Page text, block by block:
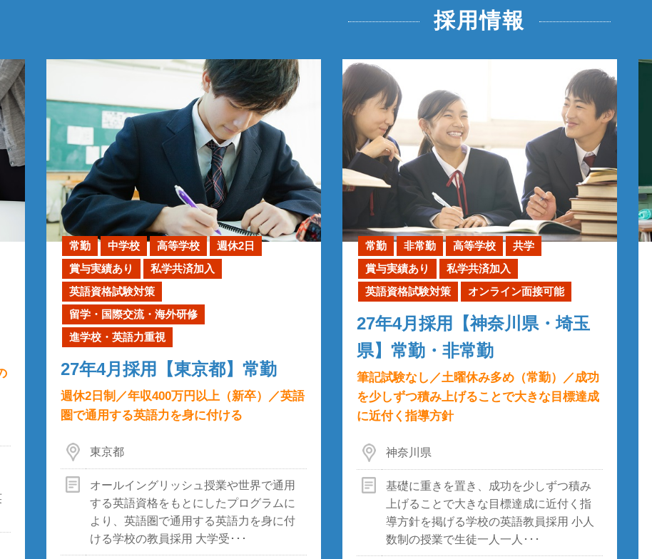
採用情報
常勤 中学校 高等学校
週休2日
賞与実績あり
私学共済加入
英語資格試験対策
留学・国際交流・海外研修
進学校・英語力重視
27年4月採用【東京都】常勤
週休2日制／年収400万円以上（新卒）／英語
圏で通用する英語力を身に付ける
東京都
オールイングリッシュ授業や世界で通用
する英語資格をもとにしたプログラムに
より、英語圏で通用する英語力を身に付
ける学校の教員採用 大学受･･･
常勤 非常勤 高等学校
共学
賞与実績あり
私学共済加入
英語資格試験対策
オンライン面接可能
27年4月採用【神奈川県・埼玉
県】常勤・非常勤
筆記試験なし／土曜休み多め（常勤）／成功
を少しずつ積み上げることで大きな目標達成
に近付く指導方針
神奈川県
基礎に重きを置き、成功を少しずつ積み
上げることで大きな目標達成に近付く指
導方針を掲げる学校の英語教員採用 小人
数制の授業で生徒一人一人･･･